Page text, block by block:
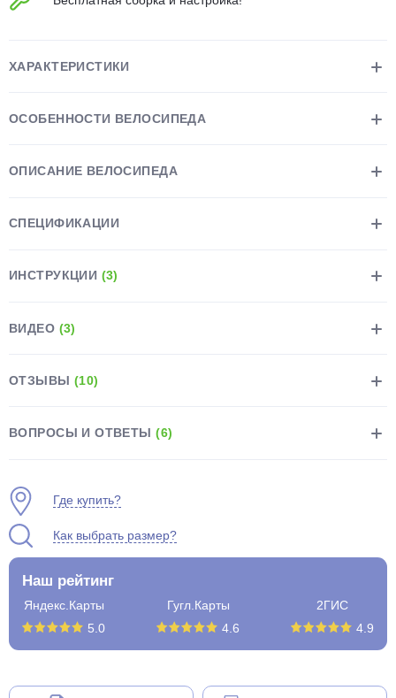
ХАРАКТЕРИСТИКИ
ОСОБЕННОСТИ ВЕЛОСИПЕДА
ОПИСАНИЕ ВЕЛОСИПЕДА
СПЕЦИФИКАЦИИ
ИНСТРУКЦИИ (3)
ВИДЕО (3)
ОТЗЫВЫ (10)
ВОПРОСЫ И ОТВЕТЫ(6)
Где купить?
Как выбрать размер?
Наш рейтинг
Яндекс.Карты
5.0
Гугл.Карты
4.6
2ГИС
4.9
недели
8 800 302-02-51